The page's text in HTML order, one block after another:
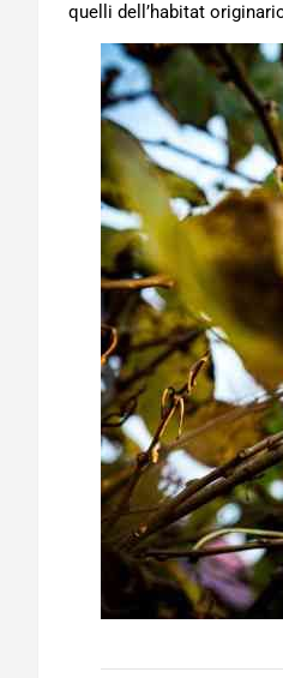
quelli dell’habitat